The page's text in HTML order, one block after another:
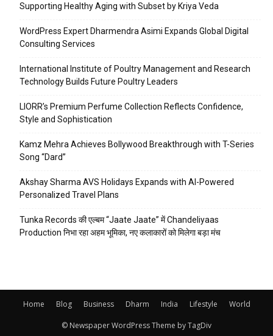
Supporting Healthy Aging with Subset by Kriya Veda
WordPress Expert Dharmendra Asimi Expands Global Digital
Consulting Services
International Institute of Poultry Management and Research
Technology Builds Future Poultry Leaders
LIORR’s Premium Perfume Collection Reflects Confidence,
Style and Sophistication
Kamz Mehra Achieves Bollywood Breakthrough with T-Series
Song “Dard”
Akshay Sharma AVS Holidays Expands with AI-Powered
Personalized Travel Plans
Tunka Records की एल्बम “Jaate Jaate” में Chandeliyaas
Production निभा रहा अहम भूमिका, नए कलाकारों को मिलेगा बड़ा मंच
Home Blog Business Dharm India Lifestyle World
© Newspaper WordPress Theme by TagDiv